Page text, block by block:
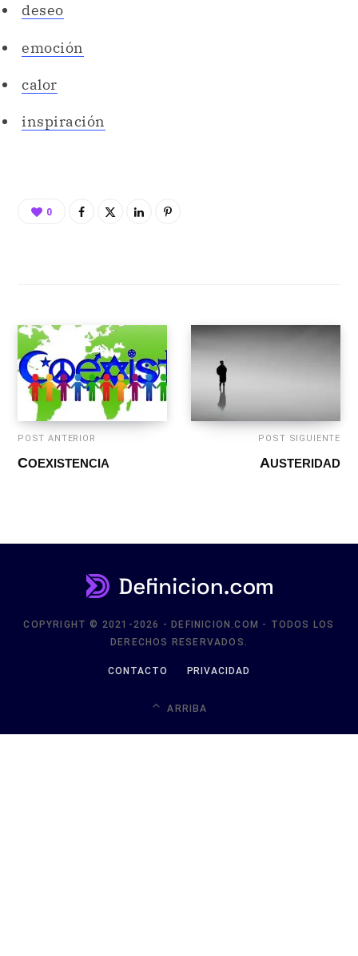
deseo
emoción
calor
inspiración
0
POST ANTERIOR
COEXISTENCIA
POST SIGUIENTE
AUSTERIDAD
COPYRIGHT © 2021-2026 - DEFINICION.COM - TODOS LOS
DERECHOS RESERVADOS.
CONTACTO PRIVACIDAD
ARRIBA